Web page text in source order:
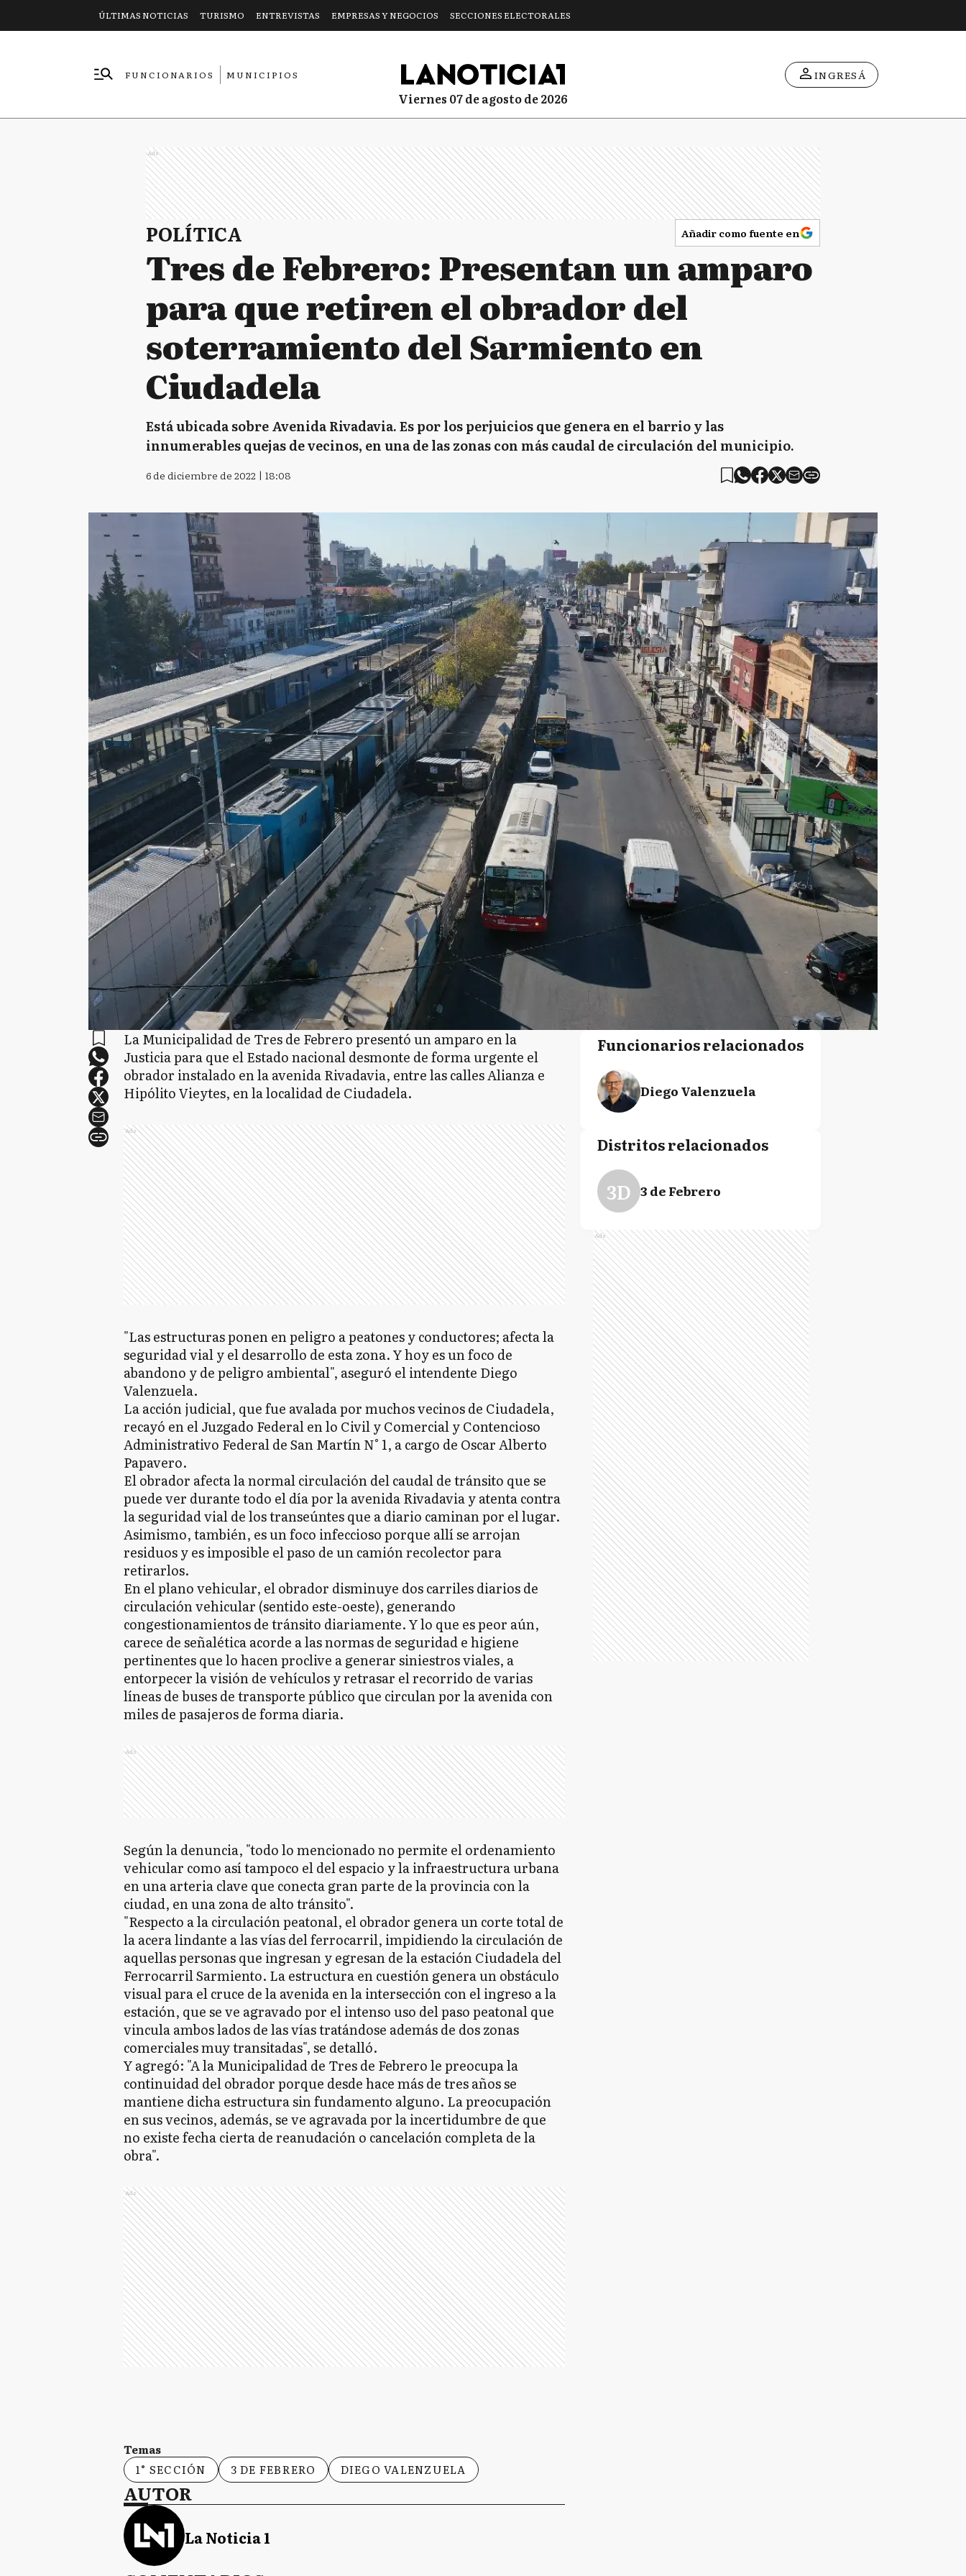
ÚLTIMAS NOTICIAS TURISMO ENTREVISTAS EMPRESAS Y NEGOCIOS SECCIONES ELECTORALES
FUNCIONARIOS
MUNICIPIOS
viernes 07 de agosto de 2026
INGRESÁ
Ads
POLÍTICA Añadir como fuente en
Tres de Febrero: Presentan un amparo
para que retiren el obrador del
soterramiento del Sarmiento en
Ciudadela
Está ubicada sobre Avenida Rivadavia. Es por los perjuicios que genera en el barrio y las
innumerables quejas de vecinos, en una de las zonas con más caudal de circulación del municipio.
6 de diciembre de 2022 | 18:08
La Municipalidad de Tres de Febrero presentó un amparo en la
Justicia para que el Estado nacional desmonte de forma urgente el
obrador instalado en la avenida Rivadavia, entre las calles Alianza e
Hipólito Vieytes, en la localidad de Ciudadela.
Ads
"Las estructuras ponen en peligro a peatones y conductores; afecta la
seguridad vial y el desarrollo de esta zona. Y hoy es un foco de
abandono y de peligro ambiental", aseguró el intendente Diego
Valenzuela.
La acción judicial, que fue avalada por muchos vecinos de Ciudadela,
recayó en el Juzgado Federal en lo Civil y Comercial y Contencioso
Administrativo Federal de San Martín N° 1, a cargo de Oscar Alberto
Papavero.
El obrador afecta la normal circulación del caudal de tránsito que se
puede ver durante todo el día por la avenida Rivadavia y atenta contra
la seguridad vial de los transeúntes que a diario caminan por el lugar.
Asimismo, también, es un foco infeccioso porque allí se arrojan
residuos y es imposible el paso de un camión recolector para
retirarlos.
En el plano vehicular, el obrador disminuye dos carriles diarios de
circulación vehicular (sentido este-oeste), generando
congestionamientos de tránsito diariamente. Y lo que es peor aún,
carece de señalética acorde a las normas de seguridad e higiene
pertinentes que lo hacen proclive a generar siniestros viales, a
entorpecer la visión de vehículos y retrasar el recorrido de varias
líneas de buses de transporte público que circulan por la avenida con
miles de pasajeros de forma diaria.
Ads
Según la denuncia, "todo lo mencionado no permite el ordenamiento
vehicular como así tampoco el del espacio y la infraestructura urbana
en una arteria clave que conecta gran parte de la provincia con la
ciudad, en una zona de alto tránsito".
"Respecto a la circulación peatonal, el obrador genera un corte total de
la acera lindante a las vías del ferrocarril, impidiendo la circulación de
aquellas personas que ingresan y egresan de la estación Ciudadela del
Ferrocarril Sarmiento. La estructura en cuestión genera un obstáculo
visual para el cruce de la avenida en la intersección con el ingreso a la
estación, que se ve agravado por el intenso uso del paso peatonal que
vincula ambos lados de las vías tratándose además de dos zonas
comerciales muy transitadas", se detalló.
Y agregó: "A la Municipalidad de Tres de Febrero le preocupa la
continuidad del obrador porque desde hace más de tres años se
mantiene dicha estructura sin fundamento alguno. La preocupación
en sus vecinos, además, se ve agravada por la incertidumbre de que
no existe fecha cierta de reanudación o cancelación completa de la
obra".
Ads
Temas
1° SECCIÓN
3 DE FEBRERO DIEGO VALENZUELA
AUTOR
La Noticia 1
Funcionarios relacionados
Diego Valenzuela
Distritos relacionados
3D 3 de Febrero
Ads